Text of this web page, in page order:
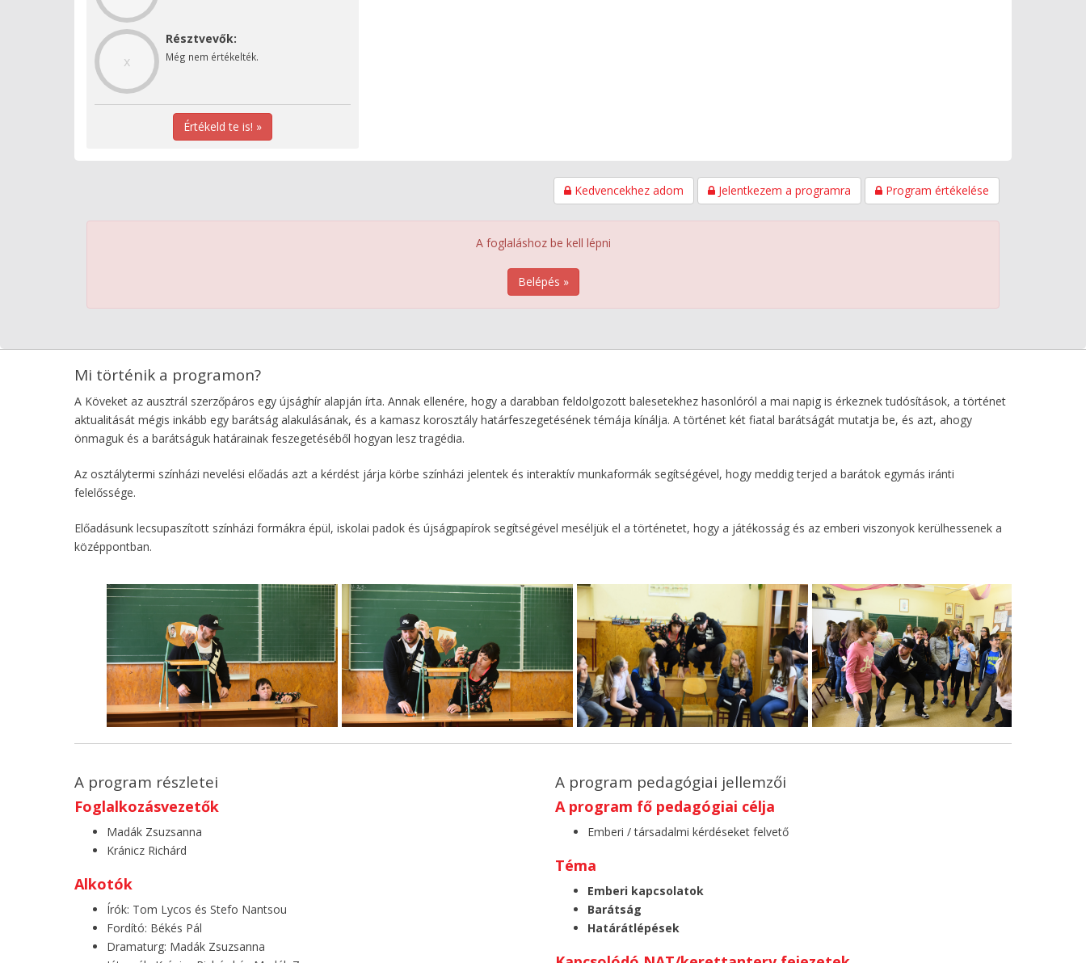
x
Résztvevők:
Még nem értékelték.
Értékeld te is! »
Kedvencekhez adom Jelentkezem a programra Program értékelése
A foglaláshoz be kell lépni
Belépés »
Mi történik a programon?
A Köveket az ausztrál szerzőpáros egy újsághír alapján írta. Annak ellenére, hogy a darabban feldolgozott balesetekhez hasonlóról a mai napig is érkeznek tudósítások, a történet
aktualitását mégis inkább egy barátság alakulásának, és a kamasz korosztály határfeszegetésének témája kínálja. A történet két fiatal barátságát mutatja be, és azt, ahogy
önmaguk és a barátságuk határainak feszegetéséből hogyan lesz tragédia.
Az osztálytermi színházi nevelési előadás azt a kérdést járja körbe színházi jelentek és interaktív munkaformák segítségével, hogy meddig terjed a barátok egymás iránti
felelőssége.
Előadásunk lecsupaszított színházi formákra épül, iskolai padok és újságpapírok segítségével meséljük el a történetet, hogy a játékosság és az emberi viszonyok kerülhessenek a
középpontban.
A program részletei
Foglalkozásvezetők
Madák Zsuzsanna
Kránicz Richárd
Alkotók
Írók: Tom Lycos és Stefo Nantsou
Fordító: Békés Pál
Dramaturg: Madák Zsuzsanna
A program pedagógiai jellemzői
A program fő pedagógiai célja
Emberi / társadalmi kérdéseket felvető
Téma
Emberi kapcsolatok
Barátság
Határátlépések